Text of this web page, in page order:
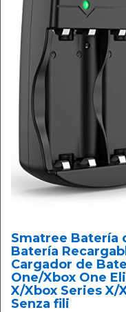
Smatree Batería
Batería
Cargador de
One/Xbox One
X/Xbox Series X/
Senza fili